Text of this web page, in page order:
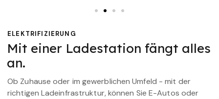
ELEKTRIFIZIERUNG
Mit einer Ladestation fängt alles
an.
Ob Zuhause oder im gewerblichen Umfeld - mit der
richtigen Ladeinfrastruktur, können Sie E-Autos oder